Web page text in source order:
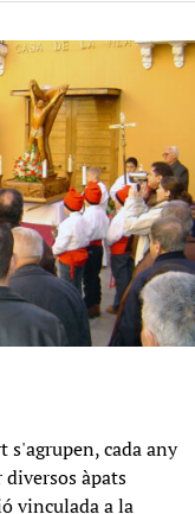
s'agrupen, cada any
àpats
vinculada a la